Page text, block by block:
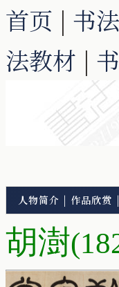
首页 | 书
法教材 |
人物简介 | 作品欣赏 |
胡澍